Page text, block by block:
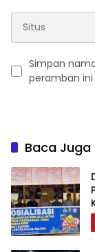
Simpan
peramban
Baca Juga